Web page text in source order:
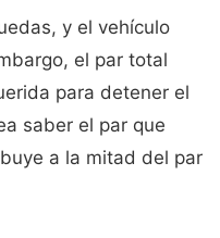
y el vehículo
el par total
para detener el
saber el par que
a la mitad del par